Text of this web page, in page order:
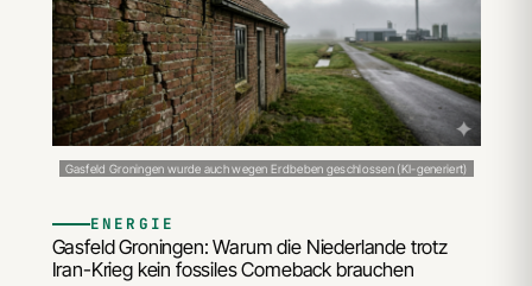
Gasfeld Groningen wurde auch wegen Erdbeben geschlossen (KI-generiert)
ENERGIE
Gasfeld Groningen: Warum die Niederlande trotz
Iran-Krieg kein fossiles Comeback brauchen